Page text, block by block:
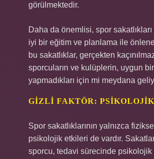
görülmektedir.
Daha da önemlisi, spor
iyi bir eğitim ve planlama ile
bu sakatlıklar, gerçekten
sporcuların ve kulüplerin, uygun bir
yapmadıkları için mi meydana
GIZLI FAKTÖR:
Spor sakatlıklarının yalnızca
psikolojik etkileri de vardır.
sporcu, tedavi sürecinde psikolojik